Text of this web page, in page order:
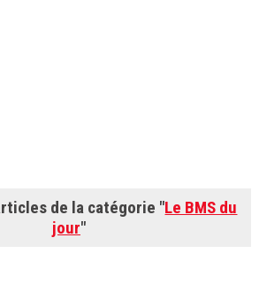
de la catégorie "Le BMS du
jour"